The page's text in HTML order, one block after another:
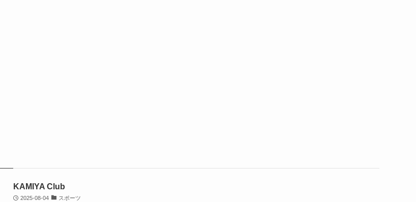
KAMIYA Club
2025-08-04 スポーツ